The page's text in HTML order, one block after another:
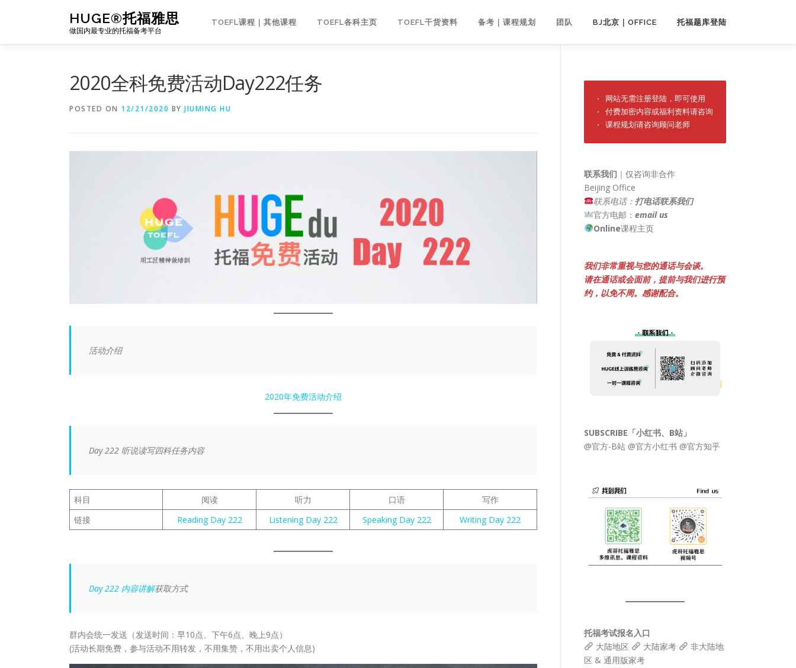
HUGE®托福雅思
做国内最专业的托福备考平台
TOEFL课程｜其他课程 TOEFL各科主页 TOEFL干货资料 备考｜课程规划 团队 BJ北京｜OFFICE 托福题库登陆
2020全科免费活动Day222任务
POSTED ON 12/21/2020 BY JIUMING HU
活动介绍
2020年免费活动介绍
Day 222 听说读写四科任务内容
科目 阅读 听力 口语
写作
链接
Reading Day 222 Listening Day 222 Speaking Day 222 Writing Day 222
Day 222 内容讲解获取方式
群内会统一发送（发送时间：早10点、下午6点、晚上9点）
(活动长期免费，参与活动不用转发，不用集赞，不用出卖个人信息)
· 网站无需注册登陆，即可使用
· 付费加密内容或福利资料请咨询
· 课程规划请咨询顾问老师
联系我们 ｜仅咨询非合作
Beijing Office
联系电话： 打电话联系我们
官方电邮： email us
Online课程主页
我们非常重视与您的通话与会谈。
请在通话或会面前，提前与我们进行预
约，以免不周。感谢配合。
SUBSCRIBE「小红书、B站」
@官方-B站 @官方小红书 @官方知乎
托福考试报名入口
大陆地区
大陆家考
非大陆地
区 & 通用版家考